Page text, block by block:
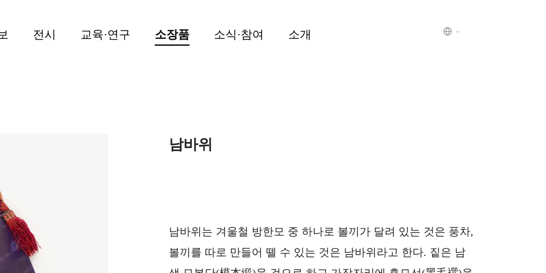
전시 교육·연구 소장품 소식·참여 소개
남바위
남바위는 겨울철 방한모 중 하나로 볼끼가 달려 있는 것은 풍차,
볼끼를 따로 만들어 뗄 수 있는 것은 남바위라고 한다. 짙은 남